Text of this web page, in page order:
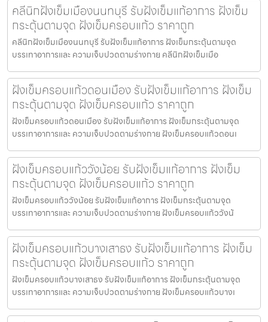
คลีนิกฝังเข็มเมืองนนทบุรี รับฝังเข็มแก้อาการ ฝังเข็ม
กระตุ้นตามจุด ฝังเข็มครอบแก้ว ราคาถูก
คลีนิกฝังเข็มเมืองนนทบุรี รับฝังเข็มแก้อาการ ฝังเข็มกระตุ้นตามจุด
บรรเทาอาการและ ความเจ็บปวดตามร่างกาย คลีนิกฝังเข็มเมือ
ฝังเข็มครอบแก้วดอนเมือง รับฝังเข็มแก้อาการ ฝังเข็ม
กระตุ้นตามจุด ฝังเข็มครอบแก้ว ราคาถูก
ฝังเข็มครอบแก้วดอนเมือง รับฝังเข็มแก้อาการ ฝังเข็มกระตุ้นตามจุด
บรรเทาอาการและ ความเจ็บปวดตามร่างกาย ฝังเข็มครอบแก้วดอนเ
ฝังเข็มครอบแก้ววังน้อย รับฝังเข็มแก้อาการ ฝังเข็ม
กระตุ้นตามจุด ฝังเข็มครอบแก้ว ราคาถูก
ฝังเข็มครอบแก้ววังน้อย รับฝังเข็มแก้อาการ ฝังเข็มกระตุ้นตามจุด
บรรเทาอาการและ ความเจ็บปวดตามร่างกาย ฝังเข็มครอบแก้ววังน้
ฝังเข็มครอบแก้วบางเสาธง รับฝังเข็มแก้อาการ ฝังเข็ม
กระตุ้นตามจุด ฝังเข็มครอบแก้ว ราคาถูก
ฝังเข็มครอบแก้วบางเสาธง รับฝังเข็มแก้อาการ ฝังเข็มกระตุ้นตามจุด
บรรเทาอาการและ ความเจ็บปวดตามร่างกาย ฝังเข็มครอบแก้วบางเ